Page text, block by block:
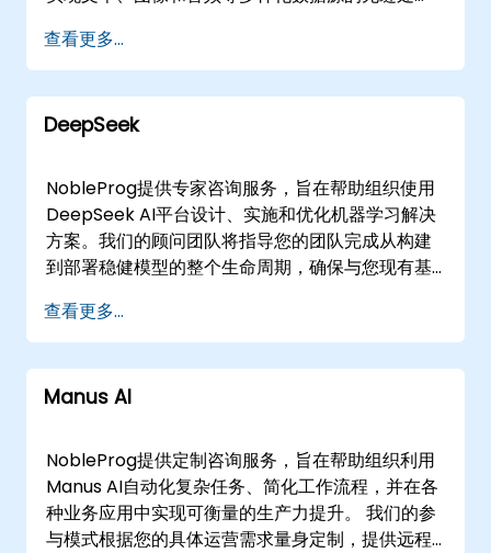
过灵活的参与模式，根据您的运营需求提供这些变
革性服务。我们的远程实时咨询会话利用安全的交
互式远程桌面环境，促进实时协作和解决方案的部
署。或者，我们提供线下实时咨询，直接在您所在
能力，还是从头构建新的AI驱动工作流，
NobleProg都作为您的本地合作伙伴，通过先进的
多模态AI实施推动切实的业务成果。
查看更多...
DeepSeek
NobleProg提供专家咨询服务，旨在帮助组织使用
DeepSeek AI平台设计、实施和优化机器学习解决
方案。我们的顾问团队将指导您的团队完成从构建
到部署稳健模型的整个生命周期，确保与您现有基
略服务，以满足您的运营需求。我们的远程咨询服
务利用安全的交互式远程桌面环境，促进实时协作
和解决方案架构。此外，我们还可以在的客户场所
或的NobleProg企业创新中心提供现场咨询服务。
查看更多...
Manus AI
NobleProg提供定制咨询服务，旨在帮助组织利用
Manus AI自动化复杂任务、简化工作流程，并在各
种业务应用中实现可衡量的生产力提升。 我们的参
与模式根据您的具体运营需求量身定制，提供远程